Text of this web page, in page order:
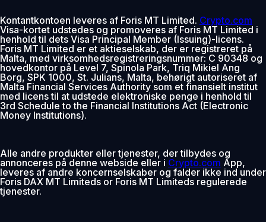
Kontantkontoen leveres af Foris MT Limited. Crypto.com
Visa-kortet udstedes og promoveres af Foris MT Limited i
henhold til dets Visa Principal Member (Issuing)-licens.
Foris MT Limited er et aktieselskab, der er registreret på
Malta, med virksomhedsregistreringsnummer: C 90348 og
hovedkontor på Level 7, Spinola Park, Triq Mikiel Ang
Borg, SPK 1000, St. Julians, Malta, behørigt autoriseret af
Malta Financial Services Authority som et finansielt institut
med licens til at udstede elektroniske penge i henhold til
3rd Schedule to the Financial Institutions Act (Electronic
Money Institutions).
Alle andre produkter eller tjenester, der tilbydes og
annonceres på denne webside eller i Crypto.com App,
leveres af andre koncernselskaber og falder ikke ind under
Foris DAX MT Limiteds or Foris MT Limiteds regulerede
tjenester.